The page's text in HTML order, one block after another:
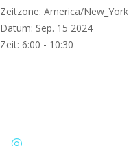
Zeitzone: America/New_York
Datum: Sep. 15 2024
Zeit: 6:00 - 10:30